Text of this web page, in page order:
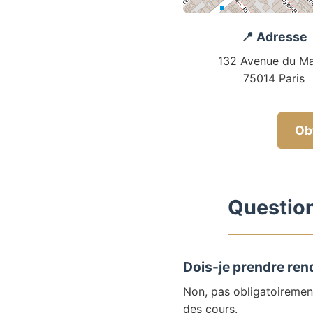
📍 Adresse
132 Avenue du
75014 Paris
Dois-je prendre
Non, pas
des cours.